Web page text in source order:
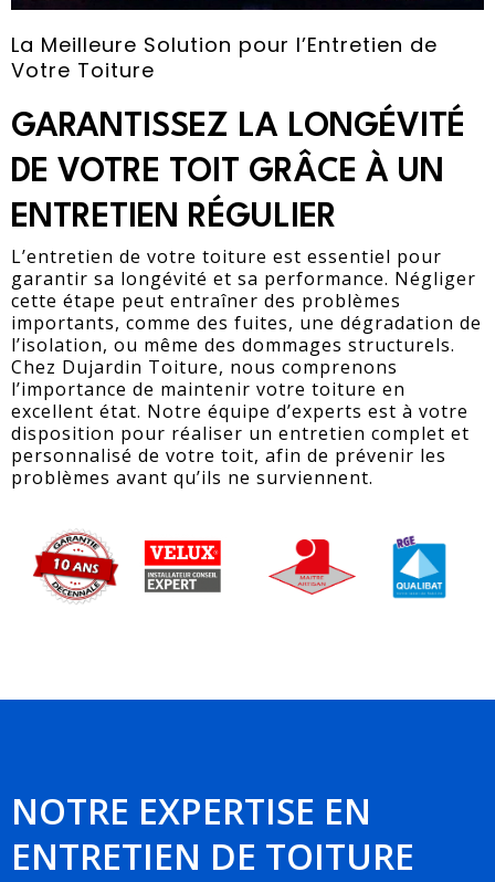
La Meilleure Solution pour l’Entretien de
Votre Toiture
GARANTISSEZ LA LONGÉVITÉ
DE VOTRE TOIT GRÂCE À UN
ENTRETIEN RÉGULIER
L’entretien de votre toiture est essentiel pour
garantir sa longévité et sa performance. Négliger
cette étape peut entraîner des problèmes
importants, comme des fuites, une dégradation de
l’isolation, ou même des dommages structurels.
Chez Dujardin Toiture, nous comprenons
l’importance de maintenir votre toiture en
excellent état. Notre équipe d’experts est à votre
disposition pour réaliser un entretien complet et
personnalisé de votre toit, afin de prévenir les
problèmes avant qu’ils ne surviennent.
NOTRE EXPERTISE EN
ENTRETIEN DE TOITURE